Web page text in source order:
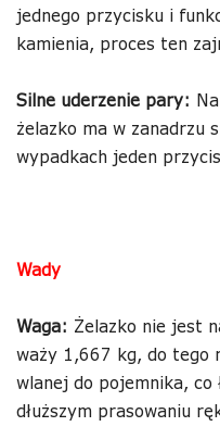
jednego przycisku i
kamienia, proces ten
Silne uderzenie pary:
żelazko ma w zanadrzu
wypadkach jeden
Wady
Waga: Żelazko nie jest
waży 1,667 kg, do tego
wlanej do pojemnika, co
dłuższym prasowaniu